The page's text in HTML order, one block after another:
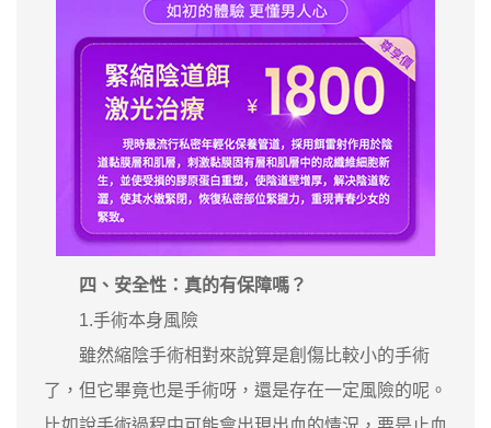
四、安全性：真的有保障嗎？
1.手術本身風險
雖然縮陰手術相對來說算是創傷比較小的手術
了，但它畢竟也是手術呀，還是存在一定風險的呢。